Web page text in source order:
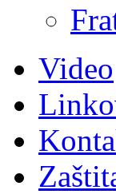
Video